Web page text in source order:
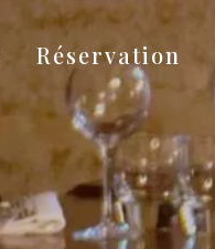
Réservation